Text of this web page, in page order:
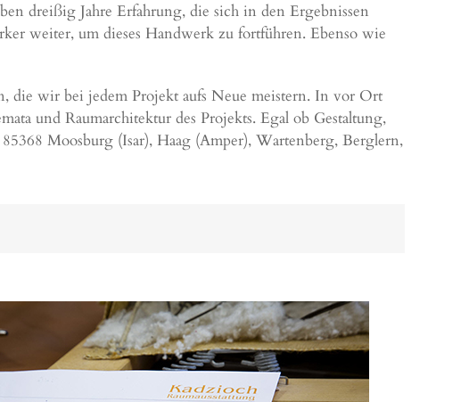
dreißig Jahre Erfahrung, die sich in den Ergebnissen
weiter, um dieses Handwerk zu fortführen. Ebenso wie
die wir bei jedem Projekt aufs Neue meistern. In vor Ort
und Raumarchitektur des Projekts. Egal ob Gestaltung,
Moosburg (Isar), Haag (Amper), Wartenberg, Berglern,